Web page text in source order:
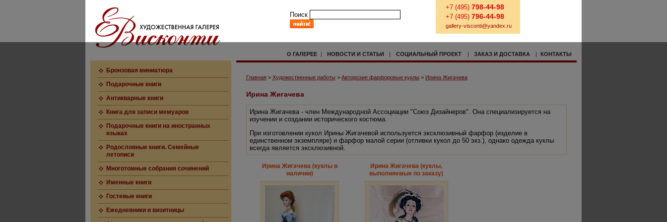
Поиск
+7 (495) 798-44-98
+7 (495) 796-44-98
gallery-visconti@yandex.ru
О ГАЛЕРЕЕ | НОВОСТИ И СТАТЬИ | СОЦИАЛЬНЫЙ ПРОЕКТ | ЗАКАЗ И ДОСТАВКА | КОНТАКТЫ
Бронзовая миниатюра
Подарочные книги
Антикварные книги
Книга для записи мемуаров
Подарочные книги на иностранных
языках
Родословные книги. Семейные
летописи
Многотомные собрания сочинений
Именные книги
Гостевые книги
Ежедневники и визитницы
Главная > Художественные работы > Авторские фарфоровые куклы > Ирина Жигачева
Ирина Жигачева
Ирина Жигачева - член Международной Ассоциации "Союз Дизайнеров". Она специализируется на
изучении и создании исторического костюма.
При изготовлении кукол Ирины Жигачевой используется эксклюзивный фарфор (изделие в
единственном экземпляре) и фарфор малой серии (отливки кукол до 50 экз.), однако одежда куклы
всегда является эксклюзивной.
Ирина Жигачева (куклы в
наличии)
Ирина Жигачева (куклы,
выполняемые по заказу)